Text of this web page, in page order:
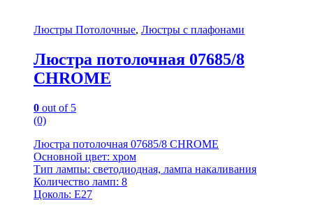
Люстры Потолочные, Люстры с плафонами
Люстра потолочная 07685/8
CHROME
0 out of 5
(0)
Люстра потолочная 07685/8 CHROME
Основной цвет: хром
Тип лампы: светодиодная, лампа накаливания
Количество ламп: 8
Цоколь: E27